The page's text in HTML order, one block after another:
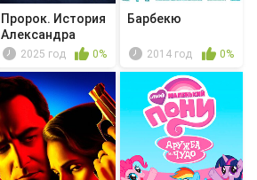
Пророк. История
Александра
Пушкина
2025 год 0%
Барбекю
2014 год 0%